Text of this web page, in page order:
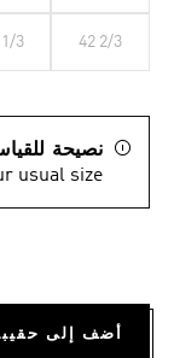
42 2/3
3
نصيحة
usual size.
أضف إلى